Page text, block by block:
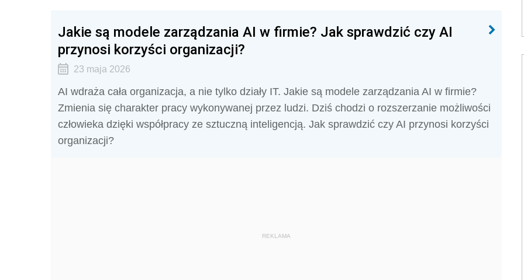
Jakie są modele zarządzania AI w firmie? Jak sprawdzić czy AI
przynosi korzyści organizacji?
23 maja 2026
AI wdraża cała organizacja, a nie tylko działy IT. Jakie są modele zarządzania AI w firmie?
Zmienia się charakter pracy wykonywanej przez ludzi. Dziś chodzi o rozszerzanie możliwości
człowieka dzięki współpracy ze sztuczną inteligencją. Jak sprawdzić czy AI przynosi korzyści
organizacji?
REKLAMA